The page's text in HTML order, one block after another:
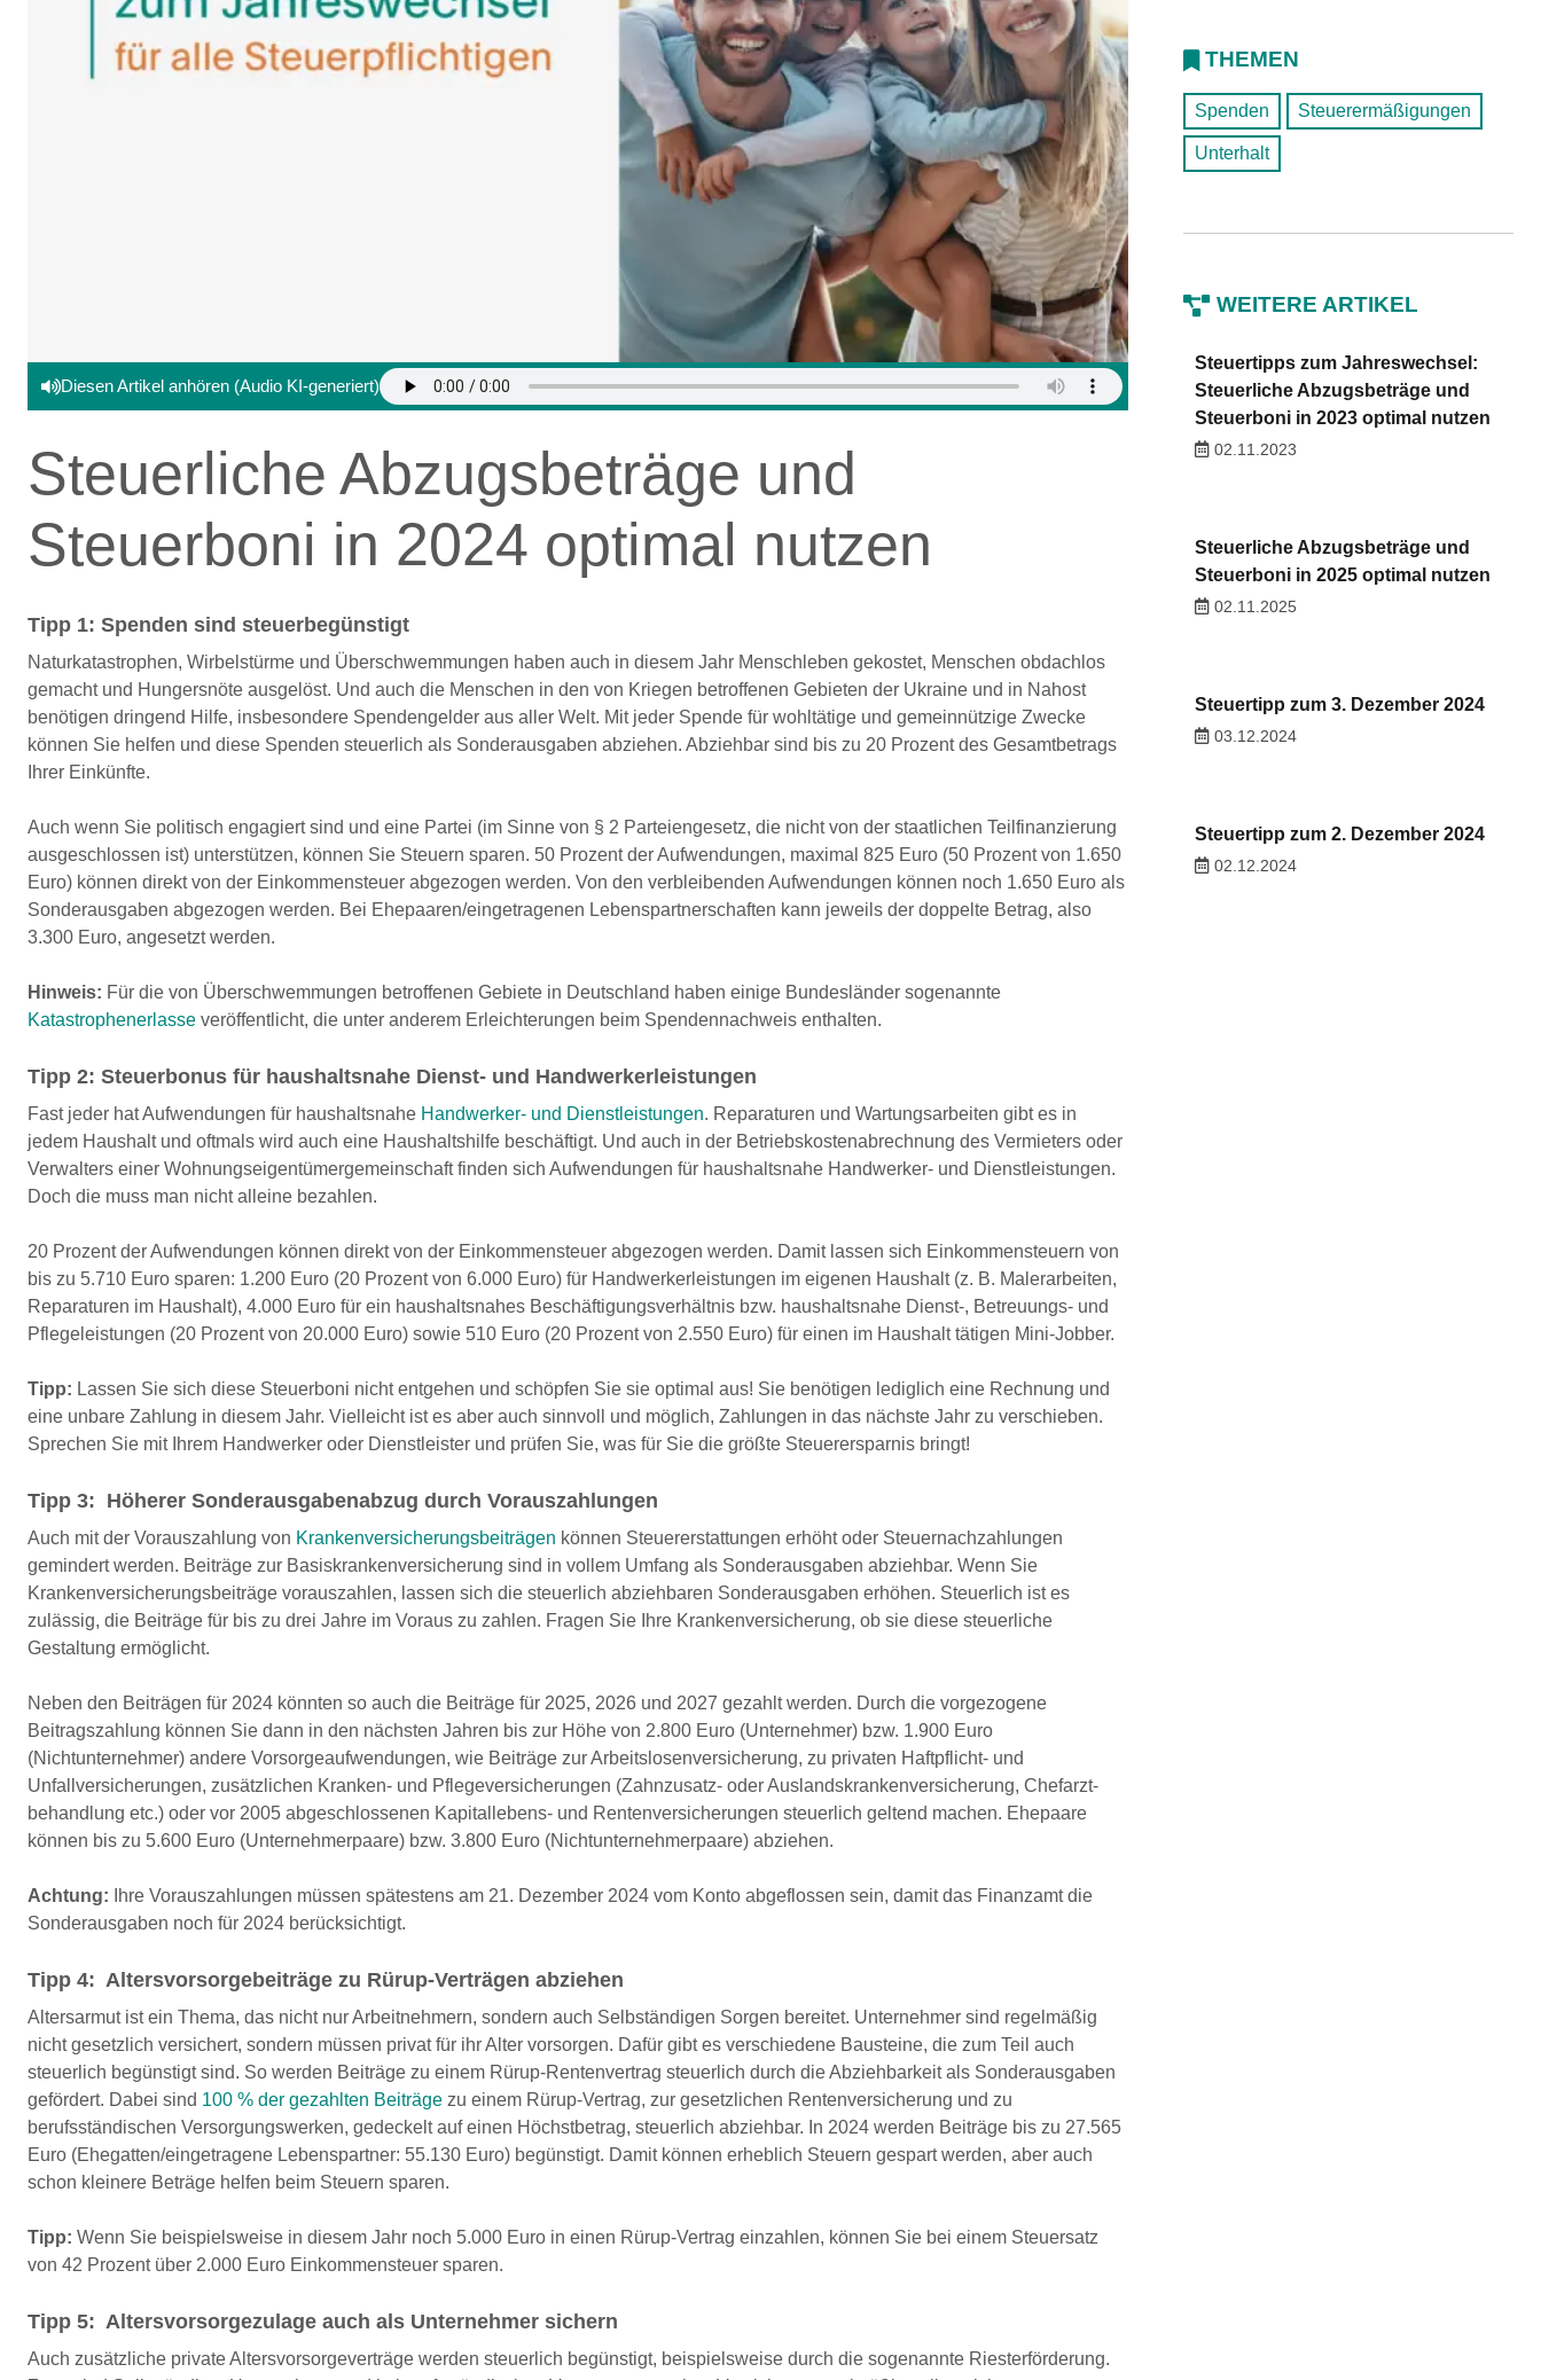
Diesen Artikel anhören (Audio KI-generiert)
Steuerliche Abzugsbeträge und
Steuerboni in 2024 optimal nutzen
Tipp 1: Spenden sind steuerbegünstigt
Naturkatastrophen, Wirbelstürme und Überschwemmungen haben auch in diesem Jahr Menschleben gekostet, Menschen obdachlos
gemacht und Hungersnöte ausgelöst. Und auch die Menschen in den von Kriegen betroffenen Gebieten der Ukraine und in Nahost
benötigen dringend Hilfe, insbesondere Spendengelder aus aller Welt. Mit jeder Spende für wohltätige und gemeinnützige Zwecke
können Sie helfen und diese Spenden steuerlich als Sonderausgaben abziehen. Abziehbar sind bis zu 20 Prozent des Gesamtbetrags
Ihrer Einkünfte.
Auch wenn Sie politisch engagiert sind und eine Partei (im Sinne von § 2 Parteiengesetz, die nicht von der staatlichen Teilfinanzierung
ausgeschlossen ist) unterstützen, können Sie Steuern sparen. 50 Prozent der Aufwendungen, maximal 825 Euro (50 Prozent von 1.650
Euro) können direkt von der Einkommensteuer abgezogen werden. Von den verbleibenden Aufwendungen können noch 1.650 Euro als
Sonderausgaben abgezogen werden. Bei Ehepaaren/eingetragenen Lebenspartnerschaften kann jeweils der doppelte Betrag, also
3.300 Euro, angesetzt werden.
Hinweis: Für die von Überschwemmungen betroffenen Gebiete in Deutschland haben einige Bundesländer sogenannte
Katastrophenerlasse veröffentlicht, die unter anderem Erleichterungen beim Spendennachweis enthalten.
Tipp 2: Steuerbonus für haushaltsnahe Dienst- und Handwerkerleistungen
Fast jeder hat Aufwendungen für haushaltsnahe Handwerker- und Dienstleistungen. Reparaturen und Wartungsarbeiten gibt es in
jedem Haushalt und oftmals wird auch eine Haushaltshilfe beschäftigt. Und auch in der Betriebskostenabrechnung des Vermieters oder
Verwalters einer Wohnungseigentümergemeinschaft finden sich Aufwendungen für haushaltsnahe Handwerker- und Dienstleistungen.
Doch die muss man nicht alleine bezahlen.
20 Prozent der Aufwendungen können direkt von der Einkommensteuer abgezogen werden. Damit lassen sich Einkommensteuern von
bis zu 5.710 Euro sparen: 1.200 Euro (20 Prozent von 6.000 Euro) für Handwerkerleistungen im eigenen Haushalt (z. B. Malerarbeiten,
Reparaturen im Haushalt), 4.000 Euro für ein haushaltsnahes Beschäftigungsverhältnis bzw. haushaltsnahe Dienst-, Betreuungs- und
Pflegeleistungen (20 Prozent von 20.000 Euro) sowie 510 Euro (20 Prozent von 2.550 Euro) für einen im Haushalt tätigen Mini-Jobber.
Tipp: Lassen Sie sich diese Steuerboni nicht entgehen und schöpfen Sie sie optimal aus! Sie benötigen lediglich eine Rechnung und
eine unbare Zahlung in diesem Jahr. Vielleicht ist es aber auch sinnvoll und möglich, Zahlungen in das nächste Jahr zu verschieben.
Sprechen Sie mit Ihrem Handwerker oder Dienstleister und prüfen Sie, was für Sie die größte Steuerersparnis bringt!
Tipp 3: Höherer Sonderausgabenabzug durch Vorauszahlungen
Auch mit der Vorauszahlung von Krankenversicherungsbeiträgen können Steuererstattungen erhöht oder Steuernachzahlungen
gemindert werden. Beiträge zur Basiskrankenversicherung sind in vollem Umfang als Sonderausgaben abziehbar. Wenn Sie
Krankenversicherungsbeiträge vorauszahlen, lassen sich die steuerlich abziehbaren Sonderausgaben erhöhen. Steuerlich ist es
zulässig, die Beiträge für bis zu drei Jahre im Voraus zu zahlen. Fragen Sie Ihre Krankenversicherung, ob sie diese steuerliche
Gestaltung ermöglicht.
Neben den Beiträgen für 2024 könnten so auch die Beiträge für 2025, 2026 und 2027 gezahlt werden. Durch die vorgezogene
Beitragszahlung können Sie dann in den nächsten Jahren bis zur Höhe von 2.800 Euro (Unternehmer) bzw. 1.900 Euro
(Nichtunternehmer) andere Vorsorgeaufwendungen, wie Beiträge zur Arbeitslosenversicherung, zu privaten Haftpflicht- und
Unfallversicherungen, zusätzlichen Kranken- und Pflegeversicherungen (Zahnzusatz- oder Auslandskrankenversicherung, Chefarzt­
behandlung etc.) oder vor 2005 abgeschlossenen Kapitallebens- und Rentenversicherungen steuerlich geltend machen. Ehepaare
können bis zu 5.600 Euro (Unternehmerpaare) bzw. 3.800 Euro (Nichtunter­nehmerpaare) abziehen.
Achtung: Ihre Vorauszahlungen müssen spätestens am 21. Dezember 2024 vom Konto abgeflossen sein, damit das Finanzamt die
Sonderausgaben noch für 2024 berücksichtigt.
Tipp 4: Altersvorsorgebeiträge zu Rürup-Verträgen abziehen
Altersarmut ist ein Thema, das nicht nur Arbeitnehmern, sondern auch Selbständigen Sorgen bereitet. Unternehmer sind regelmäßig
nicht gesetzlich versichert, sondern müssen privat für ihr Alter vorsorgen. Dafür gibt es verschiedene Bausteine, die zum Teil auch
steuerlich begünstigt sind. So werden Beiträge zu einem Rürup-Rentenvertrag steuerlich durch die Abziehbarkeit als Sonderausgaben
gefördert. Dabei sind 100 % der gezahlten Beiträge zu einem Rürup-Vertrag, zur gesetzlichen Rentenversicherung und zu
berufsständischen Versorgungswerken, gedeckelt auf einen Höchstbetrag, steuerlich abziehbar. In 2024 werden Beiträge bis zu 27.565
Euro (Ehegatten/eingetragene Lebenspartner: 55.130 Euro) begünstigt. Damit können erheblich Steuern gespart werden, aber auch
schon kleinere Beträge helfen beim Steuern sparen.
Tipp: Wenn Sie beispielsweise in diesem Jahr noch 5.000 Euro in einen Rürup-Vertrag einzahlen, können Sie bei einem Steuersatz
von 42 Prozent über 2.000 Euro Einkommensteuer sparen.
Tipp 5: Altersvorsorgezulage auch als Unternehmer sichern
Auch zusätzliche private Altersvorsorgeverträge werden steuerlich begünstigt, beispielsweise durch die sogenannte Riesterförderung.
THEMEN
Spenden Steuerermäßigungen
Unterhalt
WEITERE ARTIKEL
Steuertipps zum Jahreswechsel:
Steuerliche Abzugsbeträge und
Steuerboni in 2023 optimal nutzen
02.11.2023
Steuerliche Abzugsbeträge und
Steuerboni in 2025 optimal nutzen
02.11.2025
Steuertipp zum 3. Dezember 2024
03.12.2024
Steuertipp zum 2. Dezember 2024
02.12.2024